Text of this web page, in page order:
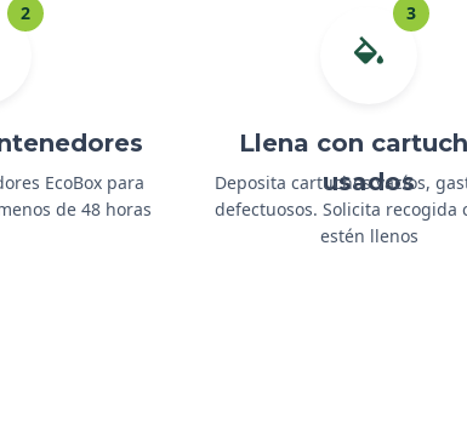
2
EcoBox para
de 48 horas
3
Llena con
usados
Deposita cartuchos vacíos,
defectuosos. Solicita recogida
estén llenos